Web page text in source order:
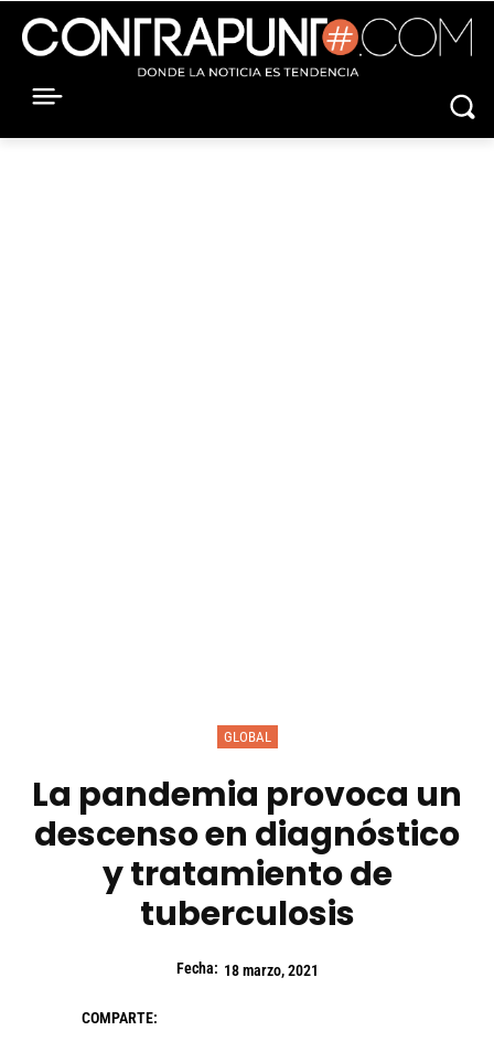
GLOBAL
La pandemia provoca un
descenso en diagnóstico
y tratamiento de
tuberculosis
Fecha: 18 marzo, 2021
COMPARTE: